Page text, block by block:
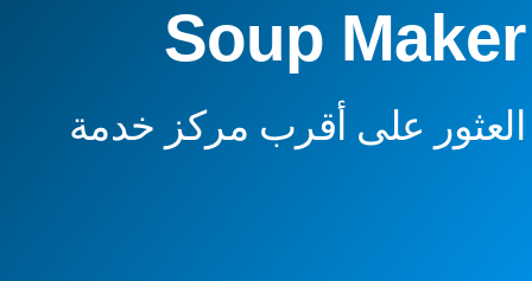
Soup Maker
العثور على أقرب مركز خدمة